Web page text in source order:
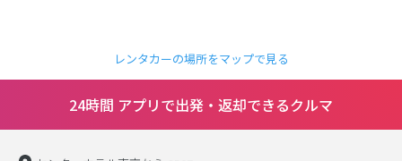
レンタカーの場所をマップで見る
24時間 アプリで出発・返却できるクルマ